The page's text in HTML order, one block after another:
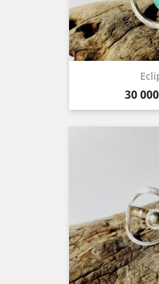
Prix
30